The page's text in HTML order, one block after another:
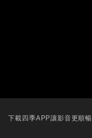
下載四季APP讓影音更順暢